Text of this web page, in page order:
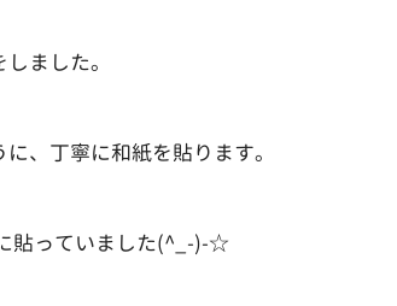
ました。
、丁寧に和紙を貼ります。
貼っていました(^_-)-☆